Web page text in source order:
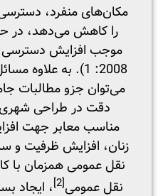
مکان‌های منفرد،
را کاهش می‌دهد، در
موجب افزایش دسترسی
2008: 1). به علاوه
می‌توان جزو مطالبات
دقت در طراحی شهری
مناسب معابر جهت
زنان، افزایش ظرفیت و
نقل عمومی همزمان
نقل عمومی[2]
، ایجاد